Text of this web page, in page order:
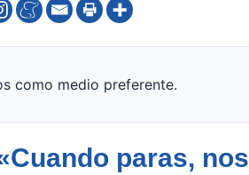
como medio preferente.
paras,